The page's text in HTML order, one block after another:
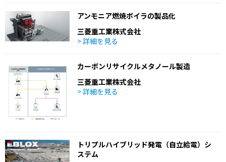
アンモニア燃焼ボイラの製品化
三菱重工業株式会社
> 詳細を見る
カーボンリサイクルメタノール製造
三菱重工業株式会社
> 詳細を見る
トリプルハイブリッド発電（自立給電）シ
ステム